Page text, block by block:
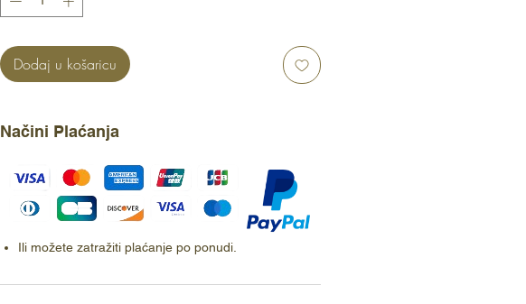
Dodaj u košaricu
Načini Plaćanja
Ili možete zatražiti plaćanje po ponudi.